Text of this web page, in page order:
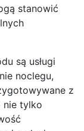
stanowić
są usługi
noclegu,
z
nie tylko